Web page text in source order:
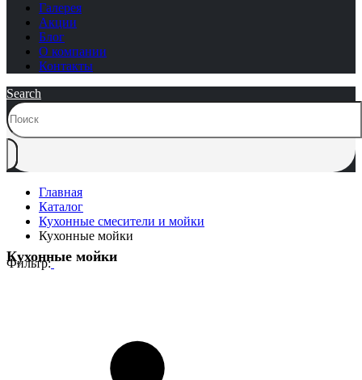
Галерея
Акции
Блог
О компании
Контакты
Search
Главная
Каталог
Кухонные смесители и мойки
Кухонные мойки
Кухонные мойки
Фильтр: